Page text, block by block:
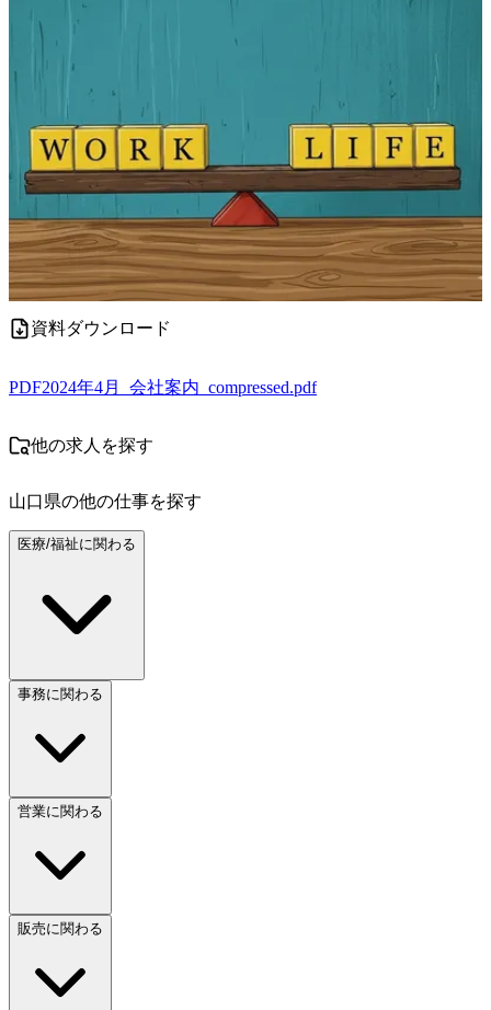
資料ダウンロード
PDF2024年4月_会社案内_compressed.pdf
他の求人を探す
山口県の他の仕事を探す
医療/福祉に関わる
事務に関わる
営業に関わる
販売に関わる